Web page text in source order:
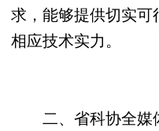
求，能够提供切实
相应技术实力。
二、省科协全媒